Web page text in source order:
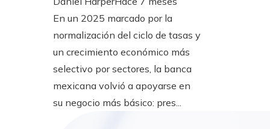
En un 2025 marcado por la
normalización del ciclo de tasas y
un crecimiento económico más
selectivo por sectores, la banca
mexicana volvió a apoyarse en
su negocio más básico: pres...